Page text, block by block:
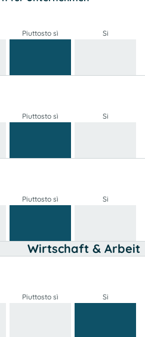
Piuttosto sì Si
Piuttosto sì Si
Piuttosto sì Si
Wirtschaft & Arbeit
Piuttosto sì Si